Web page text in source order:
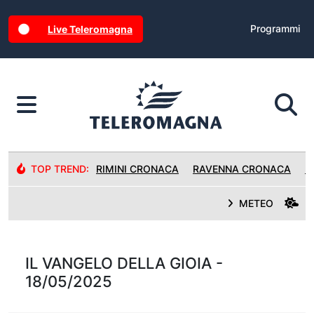
Live Teleromagna Programmi
TOP TREND: RIMINI CRONACA RAVENNA CRONACA
METEO
IL VANGELO DELLA GIOIA -
18/05/2025